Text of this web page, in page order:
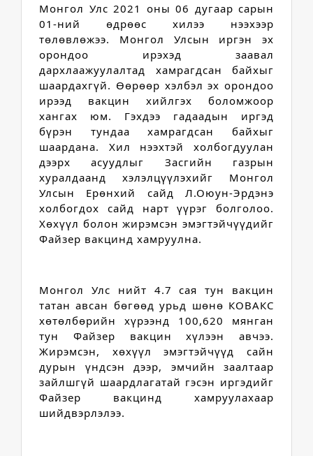
Монгол Улс 2021 оны 06 дугаар сарын
01-ний өдрөөс хилээ нээхээр
төлөвлөжээ. Монгол Улсын иргэн эх
орондоо ирэхэд заавал
дархлаажуулалтад хамрагдсан байхыг
шаардахгүй. Өөрөөр хэлбэл эх орондоо
ирээд вакцин хийлгэх боломжоор
хангах юм. Гэхдээ гадаадын иргэд
бүрэн тундаа хамрагдсан байхыг
шаардана. Хил нээхтэй холбогдуулан
дээрх асуудлыг Засгийн газрын
хуралдаанд хэлэлцүүлэхийг Монгол
Улсын Ерөнхий сайд Л.Оюун-Эрдэнэ
Хөхүүл болон жирэмсэн эмэгтэйчүүдийг
Файзер вакцинд хамруулна.
Монгол Улс нийт 4.7 сая тун вакцин
татан авсан бөгөөд урьд шөнө КОВАКС
хөтөлбөрийн хүрээнд 100,620 мянган
Жирэмсэн, хөхүүл эмэгтэйчүүд сайн
дурын үндсэн дээр, эмчийн заалтаар
зайлшгүй шаардлагатай гэсэн иргэдийг
Файзер вакцинд хамруулахаар
шийдвэрлэлээ.